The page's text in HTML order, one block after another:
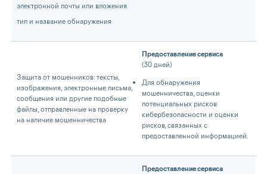
электронной почты или вложения
тип и название обнаружения
Защита от мошенников: тексты,
изображения, электронные письма,
сообщения или другие подобные
файлы, отправленные на проверку
на наличие мошенничества
Предоставление сервиса
(30 дней)
Для обнаружения
мошенничества, оценки
потенциальных рисков
кибербезопасности и оценки
рисков, связанных с
предоставленной информацией.
Предоставление сервиса